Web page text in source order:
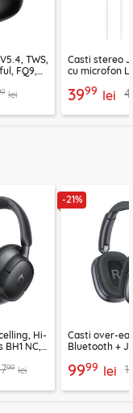
TWS,
FQ9,
lei
Casti stereo
cu microfon
3999 lei
Hi-
NC,
99 lei
-21%
Casti over-
Bluetooth +
9999 lei